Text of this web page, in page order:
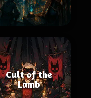
Cult of the
Lamb